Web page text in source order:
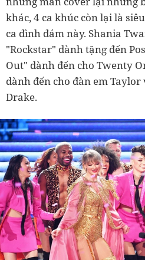
khác, 4 ca khúc còn lại là
ca đình đám này. Shania
"Rockstar" dành tặng đến
Out" dành đến cho Twenty
dành đến cho đàn em Taylor
Drake.